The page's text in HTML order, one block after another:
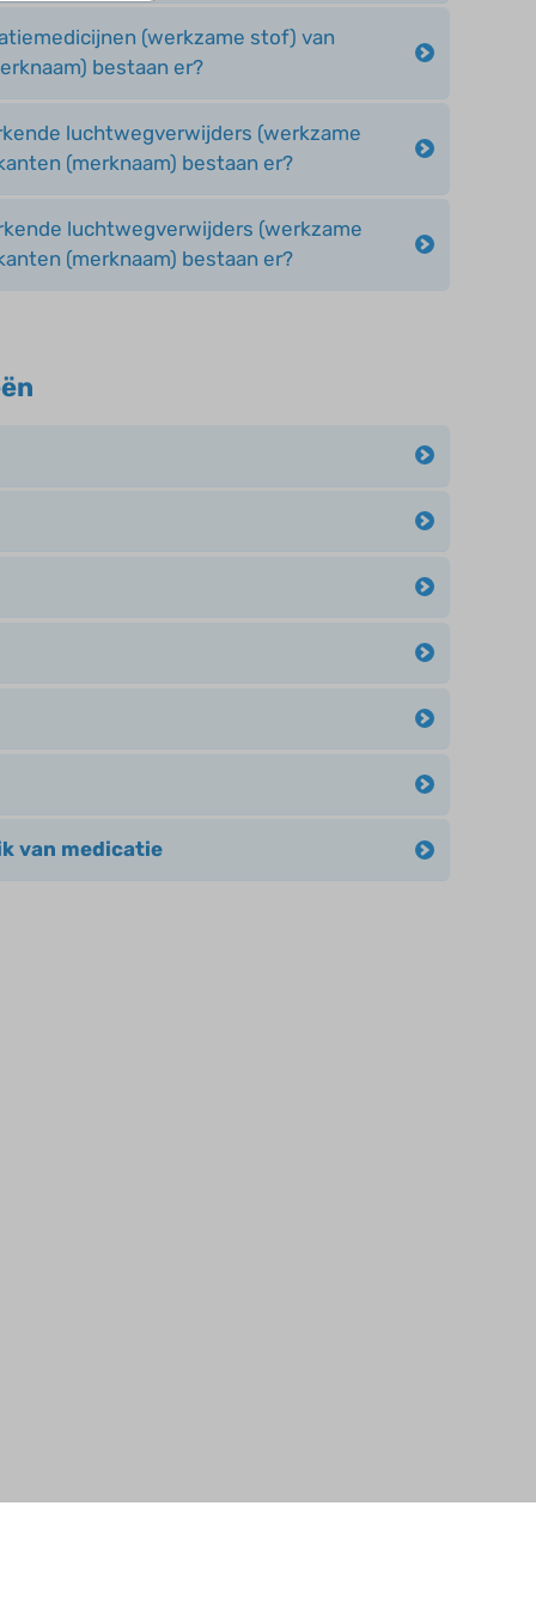
(werkzame stof) van
bestaan er?
luchtwegverwijders (werkzame
(merknaam) bestaan er?
luchtwegverwijders (werkzame
(merknaam) bestaan er?
van medicatie